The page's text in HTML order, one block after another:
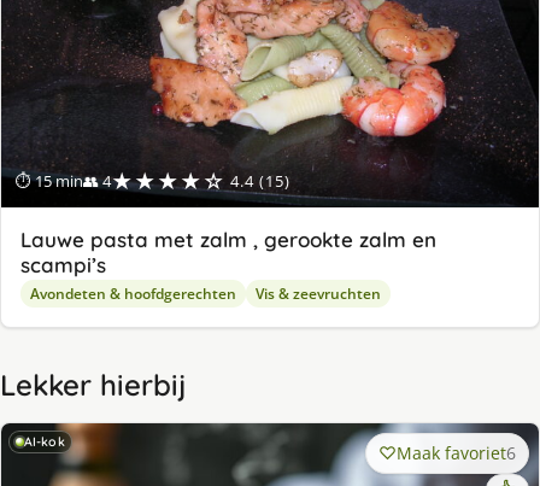
⏱ 15 min👥 4★★★★☆ 4.4 (15)
Lauwe pasta met zalm , gerookte zalm en
scampi’s
Avondeten & hoofdgerechten Vis & zeevruchten
Lekker hierbij
AI-kok Maak favoriet6